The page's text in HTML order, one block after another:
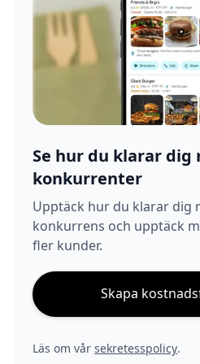
Se hur du klarar dig
konkurrenter
Upptäck hur du klarar dig
konkurrens och upptäck
fler kunder.
Skapa
Läs om vår sekretesspolicy.